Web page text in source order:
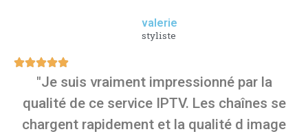
valerie
styliste
"Je suis vraiment impressionné par la
qualité de ce service IPTV. Les chaînes se
chargent rapidement et la qualité d image